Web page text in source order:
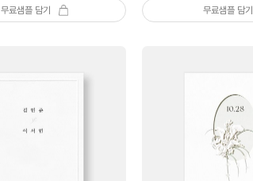
무료샘플 담기 무료샘플 담기